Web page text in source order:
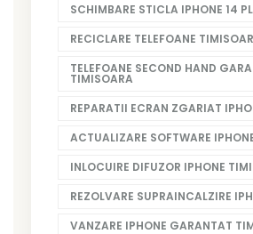
SCHIMBARE STICLA IPHONE 14
RECICLARE TELEFOANE
TELEFOANE SECOND HAND
TIMISOARA
REPARATII ECRAN ZGARIAT
ACTUALIZARE SOFTWARE
INLOCUIRE DIFUZOR IPHONE
REZOLVARE SUPRAINCALZIRE
VANZARE IPHONE GARANTAT